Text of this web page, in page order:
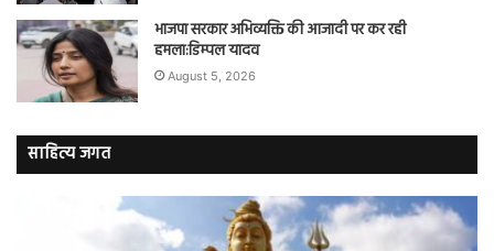
भाजपा सरकार अभिव्यक्ति की आजादी पर कर रही
हमला:डिम्पल यादव
August 5, 2026
साहित्य जगत